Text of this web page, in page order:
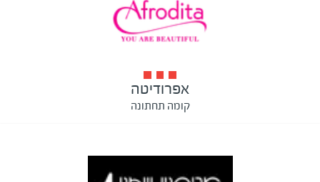
אפרודיטה
קומה תחתונה